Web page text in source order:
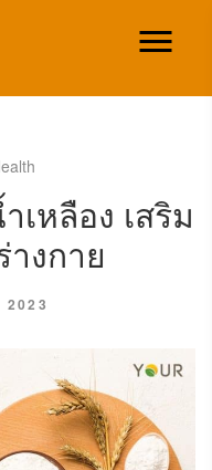
เหลือง เสริม
งกาย
2023